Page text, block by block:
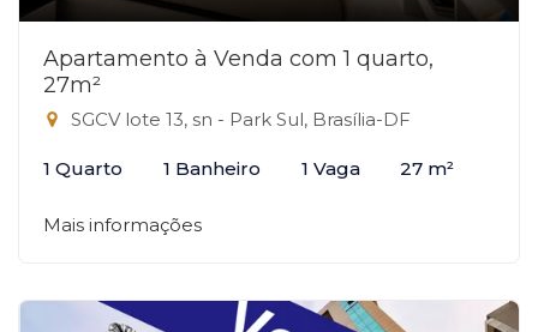
Apartamento à Venda com 1 quarto,
27m²
SGCV lote 13, sn - Park Sul, Brasília-DF
1 Quarto 1 Banheiro 1 Vaga 27 m²
Mais informações